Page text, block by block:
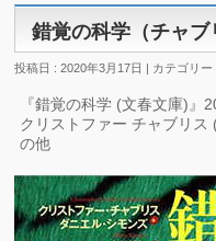
錯覚の科学（チャブ
投稿日 : 2020年3月17日 | カテゴリー
『錯覚の科学 (文春文庫)』
クリストファー チャブリ
の他